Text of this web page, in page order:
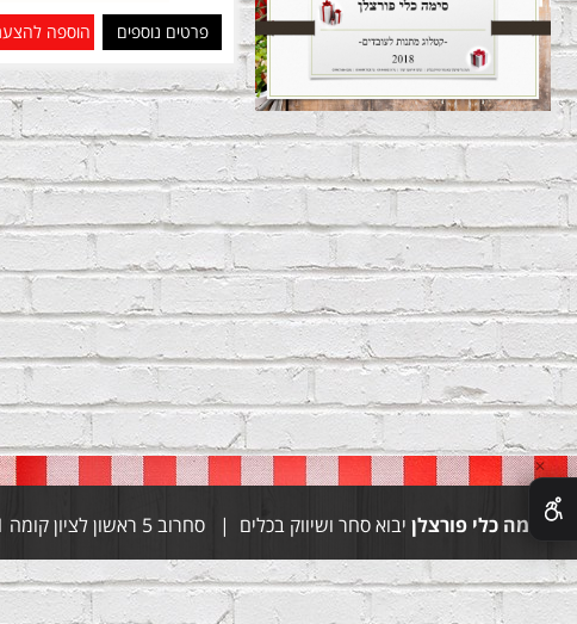
פרטים נוספים הוספה
סימה כלי פורצלן יבוא סחר ושיווק בכלים | סחרוב 5 ראשון לציון קומה 1 | טל 03-9444155 טל 054-4997028 | whatsapp 052-9056470 | פקס 03-9671664
✕